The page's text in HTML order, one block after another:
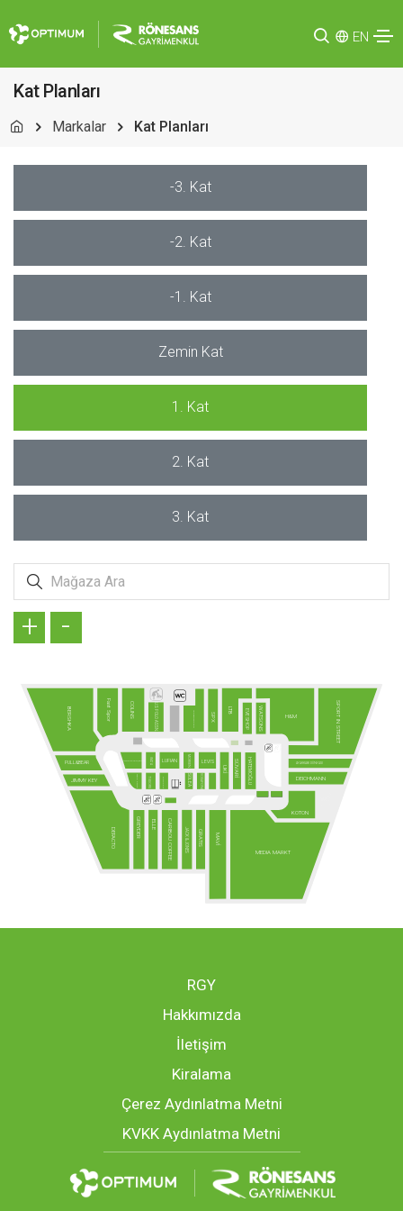
EN
Kat Planları
Markalar Kat Planları
-3. Kat
-2. Kat
-1. Kat
Zemin Kat
1. Kat
2. Kat
3. Kat
AYAKKABI DÜNYASI
BERSHKA
CARIBOU COFFEE
COLINS
DEFACTO
DEICHMANN
ELLE
EVE SHOP
GRATIS
GREYDER
GÜRGENÇLER/APPLE
H&M
HATEMOĞLU
İMZA
JACK & JONES
JIMMY KEY
LEE&WRANGLER
LEVI'S
SPX
LTB
LUFIAN
MAVİ
MEDIA MARKT
MORVEN
PULL&BEAR
SOLEA
SPORT IN STREET
Fast Spor
SÜVARİ
TARIK EMRE TUDORS TURKCELL
U.S POLO ASSN.
UKİ
VODAFONE
WATSONS
KOTON
+ -
RGY
Hakkımızda
İletişim
Kiralama
Çerez Aydınlatma Metni
KVKK Aydınlatma Metni